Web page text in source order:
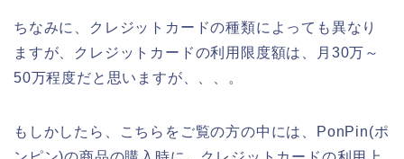
ちなみに、クレジットカードの種類によっても異なり
ますが、クレジットカードの利用限度額は、月30万～
50万程度だと思いますが、、、。
もしかしたら、こちらをご覧の方の中には、PonPin(ポ